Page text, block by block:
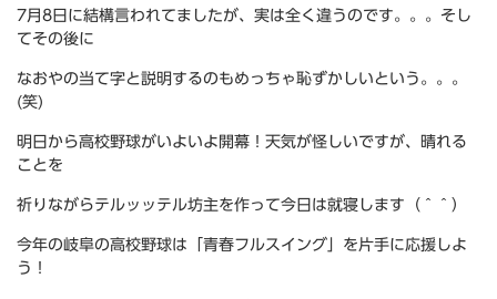
7月8日に結構言われてましたが、実は全く違うのです。。。そし
てその後に
なおやの当て字と説明するのもめっちゃ恥ずかしいという。。。
(笑)
明日から高校野球がいよいよ開幕！天気が怪しいですが、晴れる
ことを
祈りながらテルッッテル坊主を作って今日は就寝します（＾＾）
今年の岐阜の高校野球は「青春フルスイング」を片手に応援しよ
う！